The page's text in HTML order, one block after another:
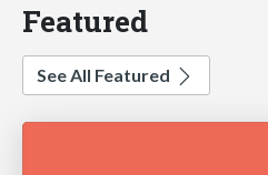
Featured
See All Featured